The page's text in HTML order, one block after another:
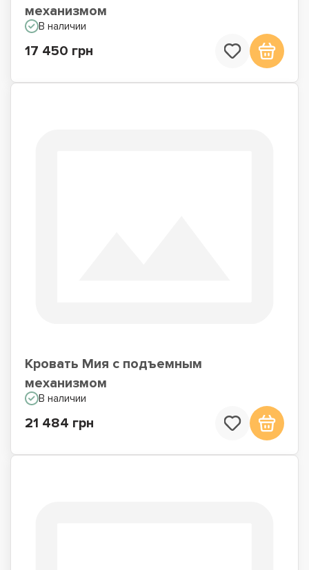
механизмом
В наличии
17 450 грн
Кровать Мия с подъемным
механизмом
В наличии
21 484 грн